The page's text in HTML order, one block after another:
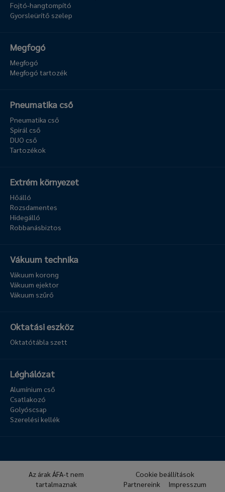
Fojtó-hangtompító
Gyorsleürítő szelep
Megfogó
Megfogó
Megfogó tartozék
Pneumatika cső
Pneumatika cső
Spirál cső
DUO cső
Tartozékok
Extrém környezet
Hőálló
Rozsdamentes
Hidegálló
Robbanásbiztos
Vákuum technika
Vákuum korong
Vákuum ejektor
Vákuum szűrő
Oktatási eszköz
Oktatótábla szett
Léghálózat
Alumínium cső
Csatlakozó
Golyóscsap
Szerelési kellék
Az árak ÁFA-t nem
tartalmaznak
Cookie beállítások
Partnereink
Impresszum